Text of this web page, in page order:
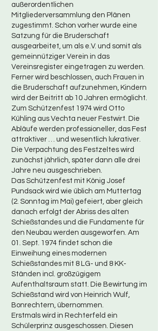
außerordentlichen
Mitgliederversammlung den Plänen
zugestimmt. Schon vorher wurde eine
Satzung für die Bruderschaft
ausgearbeitet, um als e.V. und somit als
gemeinnütziger Verein in das
Vereinsregister eingetragen zu werden.
Ferner wird beschlossen, auch Frauen in
die Bruderschaft aufzunehmen, Kindern
wird der Beitritt ab 10 Jahren ermöglicht.
Zum Schützenfest 1974 wird Otto
Kühling aus Vechta neuer Festwirt. Die
Abläufe werden professioneller, das Fest
attraktiver … und wesentlich lukrativer.
Die Verpachtung des Festzeltes wird
zunächst jährlich, später dann alle drei
Jahre neu ausgeschrieben.
Das Schützenfest mit König Josef
Pundsack wird wie üblich am Muttertag
(2. Sonntag im Mai) gefeiert, aber gleich
danach erfolgt der Abriss des alten
Schießstandes und die Fundamente für
den Neubau werden ausgeworfen. Am
01. Sept. 1974 findet schon die
Einweihung eines modernen
Schießstandes mit 8 LG- und 8 KK-
Ständen incl. großzügigem
Aufenthaltsraum statt. Die Bewirtung im
Schießstand wird von Heinrich Wulf,
Bonrechtern, übernommen.
Erstmals wird in Rechterfeld ein
Schülerprinz ausgeschossen. Diesen